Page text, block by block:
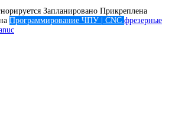
Запланировано Прикреплена
Программирование ЧПУ | CNC фрезерные